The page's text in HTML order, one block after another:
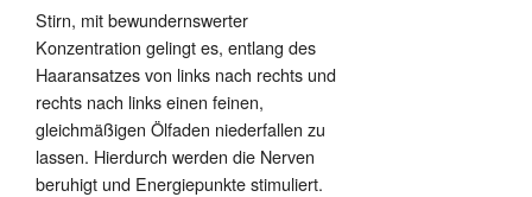
Stirn, mit bewundernswerter
Konzentration gelingt es, entlang des
Haaransatzes von links nach rechts und
rechts nach links einen feinen,
gleichmäßigen Ölfaden niederfallen zu
lassen. Hierdurch werden die Nerven
beruhigt und Energiepunkte stimuliert.